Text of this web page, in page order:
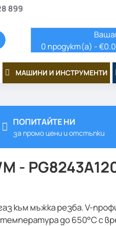
899
0 продукт(а) -
МАШИНИ И ИНСТРУМЕНТИ
ПОПИТАЙТЕ НИ
за промо цени и отстъпки
-
към мъжка резба. V-
до 650°C с